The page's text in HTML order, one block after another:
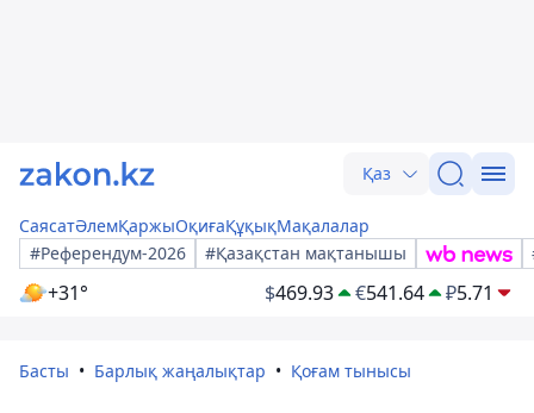
Қаз
СаясатӘлемҚаржыОқиғаҚұқықМақалалар
#Референдум-2026
#Қазақстан мақтанышы
+31° $469.93 €541.64 ₽5.71
Басты Барлық жаңалықтар Қоғам тынысы